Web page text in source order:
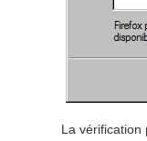
La vérification